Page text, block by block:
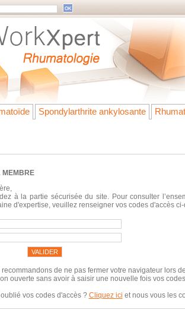
Spondylarthrite ankylosante
MEMBRE
à la partie sécurisée du site. Pour consulter
d'expertise, veuillez renseigner vos codes d'accès
recommandons de ne pas fermer votre navigateur lors
ouverte sans avoir à saisir une nouvelle fois vos
vos codes d'accès ? Cliquez ici et nous vous les